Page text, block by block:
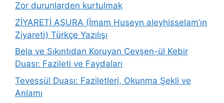
Zor durunlarden kurtulmak
ZİYARETİ AŞURA (İmam Huseyn aleyhisselam’ın
Ziyareti) Türkçe Yazılışı
Bela ve Sıkıntıdan Koruyan Cevşen-ül Kebir
Duası: Fazileti ve Faydaları
Tevessül Duası: Faziletleri, Okunma Şekli ve
Anlamı